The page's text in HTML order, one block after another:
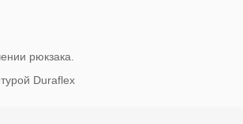
рюкзака.
Duraflex